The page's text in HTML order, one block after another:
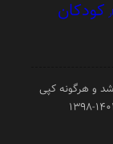
کودکان
و هرگونه کپی